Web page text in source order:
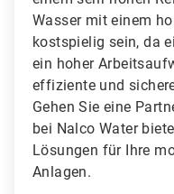
Wasser mit einem
kostspielig sein, da
ein hoher
effiziente und
Gehen Sie eine
bei Nalco Water
Lösungen für Ihre
Anlagen.